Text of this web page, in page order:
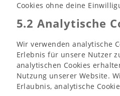
Cookies ohne deine
5.2 Analytische
Wir verwenden analytische
Erlebnis für unsere Nutzer
analytischen Cookies
Nutzung unserer Website.
Erlaubnis, analytische